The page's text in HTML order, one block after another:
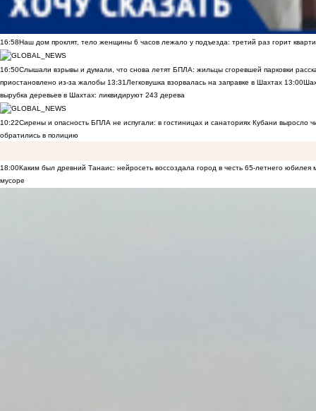
16:58Наш дом проклят, тело женщины 6 часов лежало у подъезда: третий раз горит
16:50Слышали взрывы и думали, что снова летят БПЛА: жильцы сгоревшей парковки
приостановлено из-за жалобы 13:31 Легковушка взорвалась на заправке в Шахтах 13:00
вырубка деревьев в Шахтах: ликвидируют 243 дерева
10:22Сирены и опасность БПЛА не испугали: в гостиницах и санаториях Кубани выросло
обратились в полицию
18:00Каким был древний Танаис: нейросеть воссоздала город в честь 65-летнего юбилея
мусоре